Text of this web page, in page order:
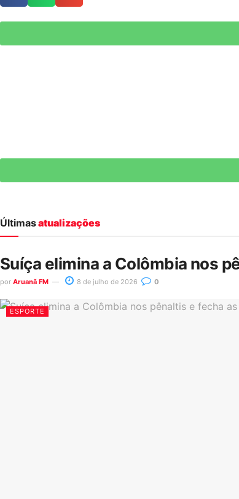
Últimasatualizações
Suíça elimina a Colômbia nos
por Aruanã FM 8 de julho de 2026 0
ESPORTE